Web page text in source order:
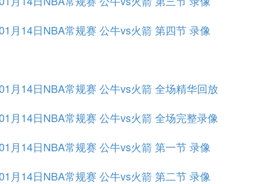
月14日NBA常规赛 公牛vs火箭 第四节 录像
月14日NBA常规赛 公牛vs火箭 全场精华回放
月14日NBA常规赛 公牛vs火箭 全场完整录像
月14日NBA常规赛 公牛vs火箭 第一节 录像
月14日NBA常规赛 公牛vs火箭 第二节 录像